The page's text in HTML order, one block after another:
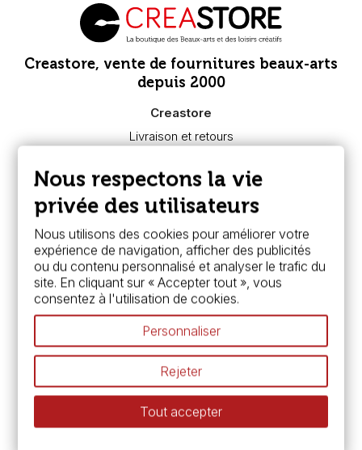
Creastore, vente de fournitures beaux-arts
depuis 2000
Creastore
Livraison et retours
Paiement sécurisé
FAQ
Boutique à Angers
Services
Carte fidélité & avantages
Chèque cadeau, bon cadeaux
Devis & bon de commande
Pass culture - mode d'emploi
Nos promotions en cours
Espace conseils
L’aquarelle en tubes ou en godets ?
Le vocabulaire technique de l’aquarelle
Différence entre peinture Fine et Extra-fine
Préparer une toile pour peinture à l'huile et acrylique
Nous respectons la vie
privée des utilisateurs
Nous utilisons des cookies pour améliorer votre
expérience de navigation, afficher des publicités
ou du contenu personnalisé et analyser le trafic du
site. En cliquant sur « Accepter tout », vous
consentez à l'utilisation de cookies.
Personnaliser
Rejeter
Tout accepter